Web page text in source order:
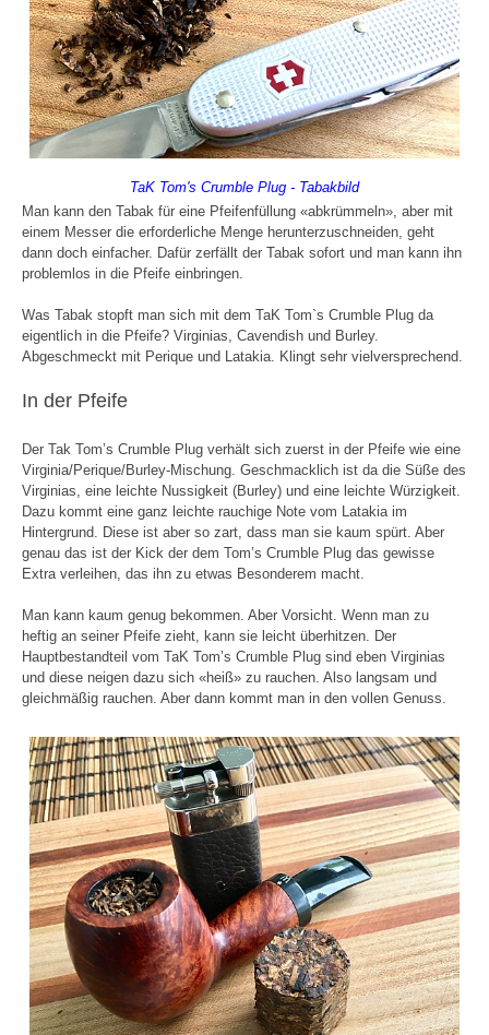
TaK Tom's Crumble Plug - Tabakbild
Man kann den Tabak für eine Pfeifenfüllung «abkrümmeln», aber mit
einem Messer die erforderliche Menge herunterzuschneiden, geht
dann doch einfacher. Dafür zerfällt der Tabak sofort und man kann ihn
problemlos in die Pfeife einbringen.
Was Tabak stopft man sich mit dem TaK Tom`s Crumble Plug da
eigentlich in die Pfeife? Virginias, Cavendish und Burley.
Abgeschmeckt mit Perique und Latakia. Klingt sehr vielversprechend.
In der Pfeife
Der Tak Tom’s Crumble Plug verhält sich zuerst in der Pfeife wie eine
Virginia/Perique/Burley-Mischung. Geschmacklich ist da die Süße des
Virginias, eine leichte Nussigkeit (Burley) und eine leichte Würzigkeit.
Dazu kommt eine ganz leichte rauchige Note vom Latakia im
Hintergrund. Diese ist aber so zart, dass man sie kaum spürt. Aber
genau das ist der Kick der dem Tom’s Crumble Plug das gewisse
Extra verleihen, das ihn zu etwas Besonderem macht.
Man kann kaum genug bekommen. Aber Vorsicht. Wenn man zu
heftig an seiner Pfeife zieht, kann sie leicht überhitzen. Der
Hauptbestandteil vom TaK Tom’s Crumble Plug sind eben Virginias
und diese neigen dazu sich «heiß» zu rauchen. Also langsam und
gleichmäßig rauchen. Aber dann kommt man in den vollen Genuss.